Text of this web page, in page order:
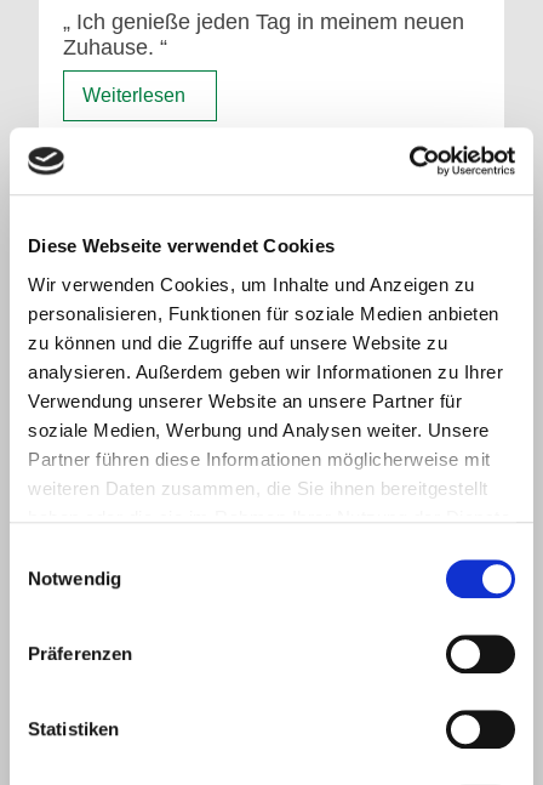
Diese Webseite verwendet Cookies
Wir verwenden Cookies, um Inhalte und Anzeigen zu
personalisieren, Funktionen für soziale Medien anbieten
zu können und die Zugriffe auf unsere Website zu
analysieren. Außerdem geben wir Informationen zu Ihrer
Verwendung unserer Website an unsere Partner für
soziale Medien, Werbung und Analysen weiter. Unsere
Partner führen diese Informationen möglicherweise mit
weiteren Daten zusammen, die Sie ihnen bereitgestellt
Notwendig
Präferenzen
Statistiken
Ich genieße jeden Tag in meinem neuen
Zuhause.
Weiterlesen
Hans Drexel, Hessental
spitze.